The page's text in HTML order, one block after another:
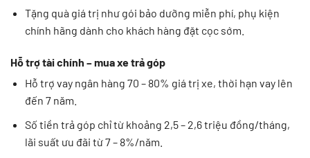
Tặng quà giá trị như gói bảo dưỡng miễn phí, phụ kiện
chính hãng dành cho khách hàng đặt cọc sớm.
Hỗ trợ tài chính – mua xe trả góp
Hỗ trợ vay ngân hàng 70 – 80% giá trị xe, thời hạn vay lên
đến 7 năm.
Số tiền trả góp chỉ từ khoảng 2,5 – 2,6 triệu đồng/tháng,
lãi suất ưu đãi từ 7 – 8%/năm.